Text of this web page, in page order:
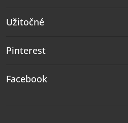
Užitočné
Pinterest
Facebook